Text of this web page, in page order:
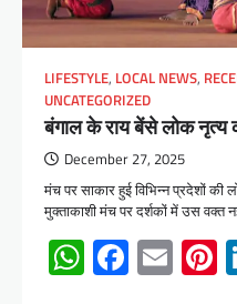
LIFESTYLE, LOCAL NEWS,
UNCATEGORIZED
बंगाल के राय बेंसे लोक नृत्य
December 27, 2025
मंच पर साकार हुई विभिन्न प्रदेशों
मुक्ताकाशी मंच पर दर्शकों में उस वक्त